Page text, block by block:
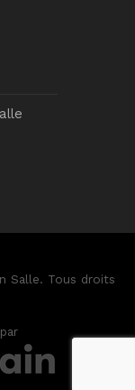
Salle. Tous droits